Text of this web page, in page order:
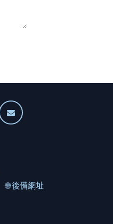
🌐 後備網址